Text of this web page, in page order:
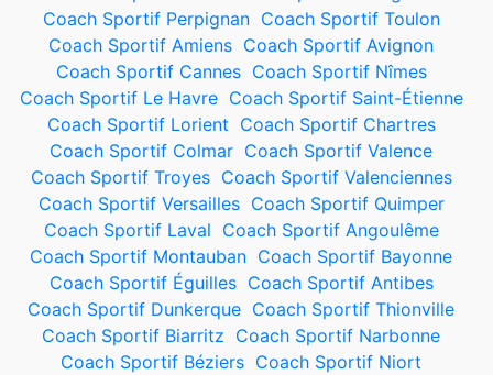
Coach Sportif Perpignan Coach Sportif Toulon
Coach Sportif Amiens Coach Sportif Avignon
Coach Sportif Cannes Coach Sportif Nîmes
Coach Sportif Le Havre Coach Sportif Saint-Étienne
Coach Sportif Lorient Coach Sportif Chartres
Coach Sportif Colmar Coach Sportif Valence
Coach Sportif Troyes Coach Sportif Valenciennes
Coach Sportif Versailles Coach Sportif Quimper
Coach Sportif Laval Coach Sportif Angoulême
Coach Sportif Montauban Coach Sportif Bayonne
Coach Sportif Éguilles Coach Sportif Antibes
Coach Sportif Dunkerque Coach Sportif Thionville
Coach Sportif Biarritz Coach Sportif Narbonne
Coach Sportif Béziers Coach Sportif Niort